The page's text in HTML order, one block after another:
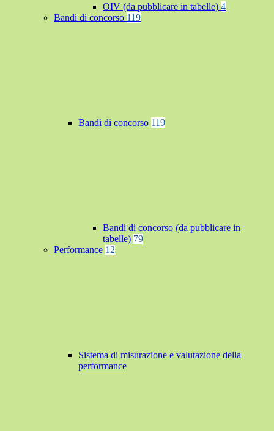
OIV (da pubblicare in tabelle) 4
Bandi di concorso 119
Bandi di concorso 119
Bandi di concorso (da pubblicare in
tabelle) 79
Performance 12
Sistema di misurazione e valutazione della
performance